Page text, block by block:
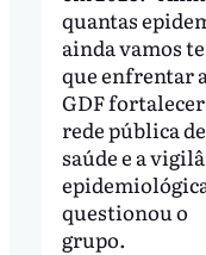
quantas
ainda vamos
que enfrentar
GDF fortalecer
rede pública de
saúde e a
questionou o
grupo.